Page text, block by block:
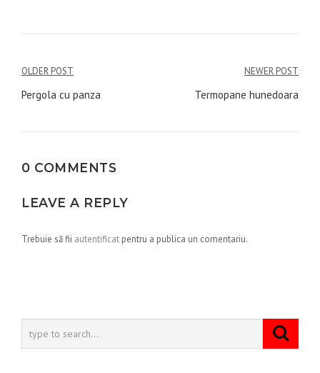
Navigare
în
OLDER POST
Pergola cu panza
NEWER POST
Termopane hunedoara
0 COMMENTS
LEAVE A REPLY
Trebuie să fii autentificat pentru a publica un comentariu.